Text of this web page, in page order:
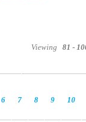
Viewing 81 -
6 7 8 9 10